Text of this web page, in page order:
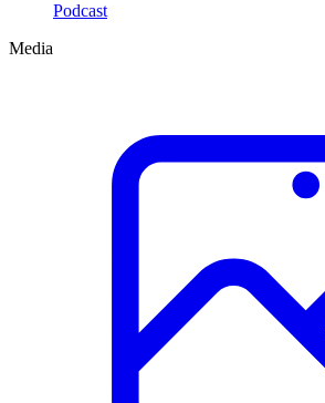
Podcast
Media